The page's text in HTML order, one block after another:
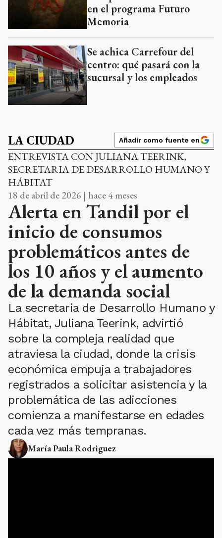
en el programa Futuro
Memoria
Se achica Carrefour del
centro: qué pasará con la
sucursal y los empleados
LA CIUDAD Añadir como fuente en
ENTREVISTA CON JULIANA TEERINK,
SECRETARIA DE DESARROLLO HUMANO Y
HÁBITAT
18 de abril de 2026 | hace 4 meses
Alerta en Tandil por el
inicio de consumos
problemáticos antes de
los 10 años y el aumento
de la demanda social
La secretaria de Desarrollo Humano y
Hábitat, Juliana Teerink, advirtió
sobre la compleja realidad que
atraviesa la ciudad, donde la crisis
económica empuja a trabajadores
registrados a solicitar asistencia y la
problemática de las adicciones
comienza a manifestarse en edades
cada vez más tempranas.
María Paula Rodriguez